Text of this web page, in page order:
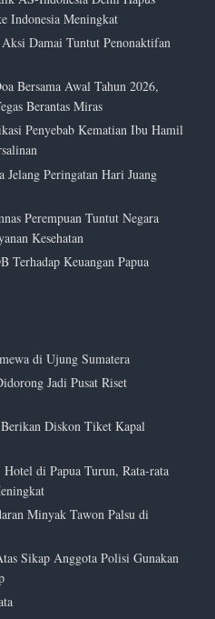
Indonesia Meningkat
Damai Tuntut Penonaktifan
Bersama Awal Tahun 2026,
Berantas Miras
Penyebab Kematian Ibu Hamil
Peringatan Hari Juang
Perempuan Tuntut Negara
Kesehatan
Terhadap Keuangan Papua
di Ujung Sumatera
Jadi Pusat Riset
Diskon Tiket Kapal
di Papua Turun, Rata-rata
Minyak Tawon Palsu di
Sikap Anggota Polisi Gunakan